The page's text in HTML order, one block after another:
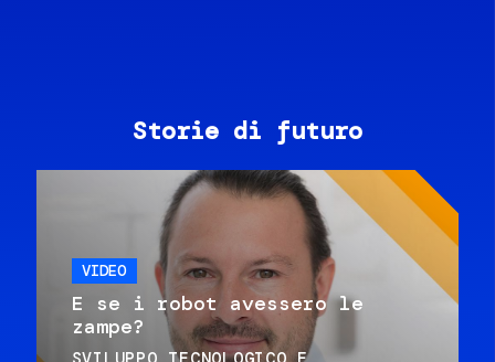
Storie di futuro
VIDEO
E se i robot avessero le
zampe?